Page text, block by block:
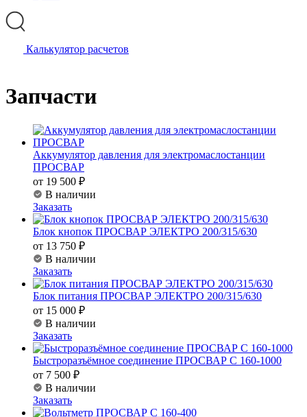
Калькулятор расчетов
Запчасти
Аккумулятор давления для электромаслостанции
ПРОСВАР
от 19 500 ₽
В наличии
Заказать
Блок кнопок ПРОСВАР ЭЛЕКТРО 200/315/630
от 13 750 ₽
В наличии
Заказать
Блок питания ПРОСВАР ЭЛЕКТРО 200/315/630
от 15 000 ₽
В наличии
Заказать
Быстроразъёмное соединение ПРОСВАР С 160-1000
от 7 500 ₽
В наличии
Заказать